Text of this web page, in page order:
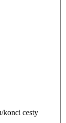
konci cesty